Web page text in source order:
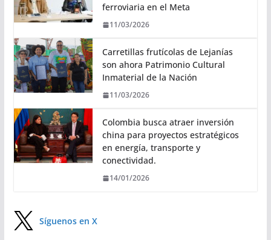
ferroviaria en el Meta
11/03/2026
Carretillas frutícolas de Lejanías
son ahora Patrimonio Cultural
Inmaterial de la Nación
11/03/2026
Colombia busca atraer inversión
china para proyectos estratégicos
en energía, transporte y
conectividad.
14/01/2026
Síguenos en X